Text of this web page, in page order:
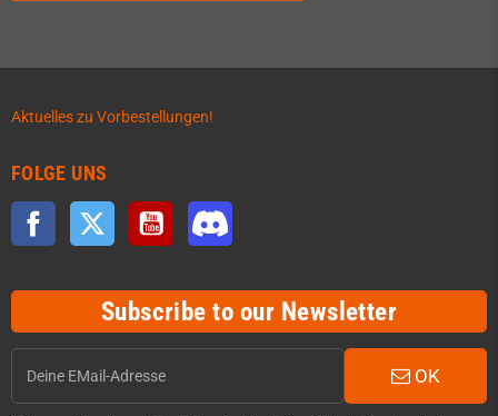
Aktuelles zu Vorbestellungen!
FOLGE UNS
Facebook Twitter YouTube
Subscribe to our Newsletter
OK